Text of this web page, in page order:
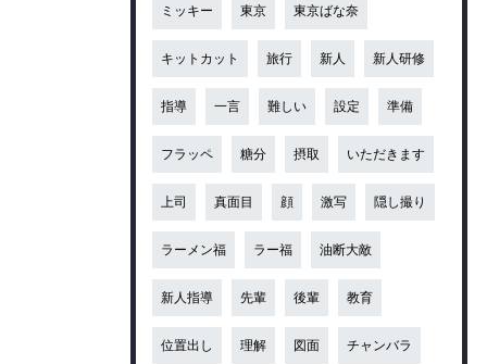
ミッキー 東京 東京ばな奈
キットカット 旅行 新人 新人研修
指導 一言 難しい 設定 準備
フラッペ 糖分 摂取 いただきます
上司 真面目 顔 激写 隠し撮り
ラーメン福 ラー福 油断大敵
新人指導 先輩 後輩 教育
位置出し 理解 図面 チャンバラ